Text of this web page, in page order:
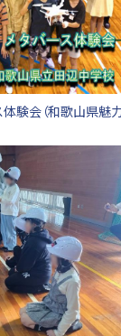
験会（和歌山県魅